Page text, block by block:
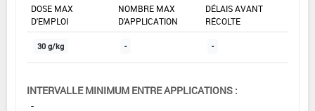
DOSE MAX
D'EMPLOI
NOMBRE MAX
D'APPLICATION
DÉLAIS AVANT
RÉCOLTE
30 g/kg - -
INTERVALLE MINIMUM ENTRE APPLICATIONS :
-